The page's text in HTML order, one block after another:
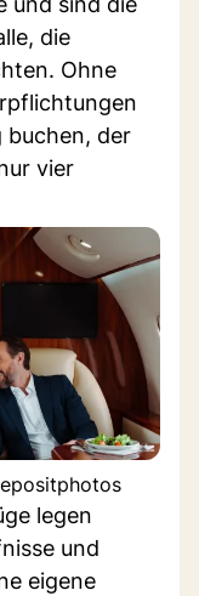
die
Ohne
buchen, der
vier
legen
und
eigene